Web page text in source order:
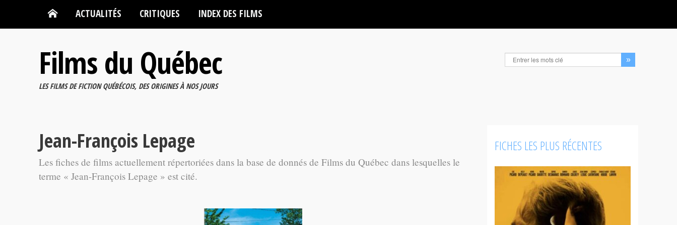
ACTUALITÉS CRITIQUES INDEX DES FILMS
Films du Québec
LES FILMS DE FICTION QUÉBÉCOIS, DES ORIGINES À NOS JOURS
Jean-François Lepage
Les fiches de films actuellement répertoriées dans la base de donnés de Films du Québec dans lesquelles le
terme « Jean-François Lepage » est cité.
FICHES LES PLUS RÉCENTES